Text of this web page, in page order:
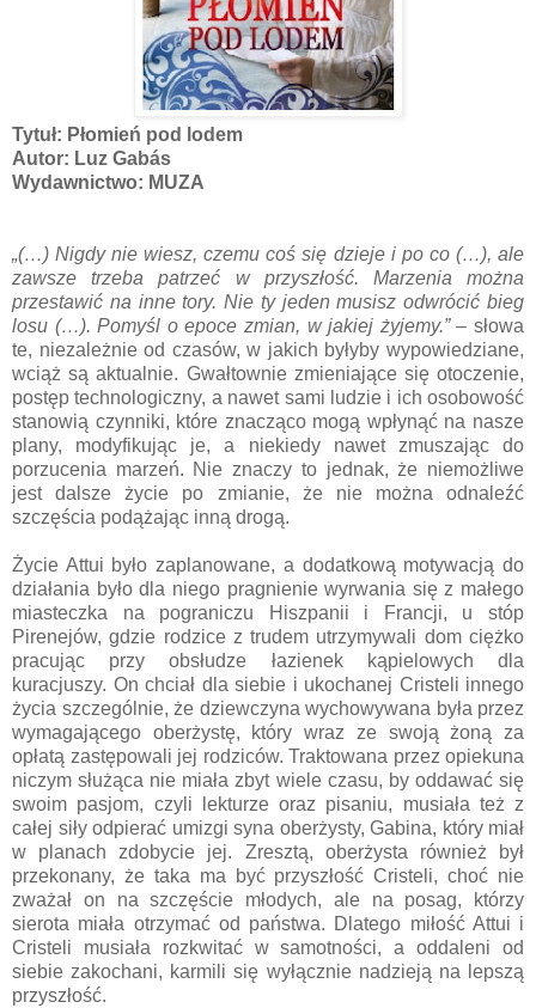
Tytuł: Płomień pod lodem
Autor: Luz Gabás
Wydawnictwo: MUZA
„(…) Nigdy nie wiesz, czemu coś się dzieje i po co (…), ale
zawsze trzeba patrzeć w przyszłość. Marzenia można
przestawić na inne tory. Nie ty jeden musisz odwrócić bieg
losu (…). Pomyśl o epoce zmian, w jakiej żyjemy.”– słowa
te, niezależnie od czasów, w jakich byłyby wypowiedziane,
wciąż są aktualnie. Gwałtownie zmieniające się otoczenie,
postęp technologiczny, a nawet sami ludzie i ich osobowość
stanowią czynniki, które znacząco mogą wpłynąć na nasze
plany, modyfikując je, a niekiedy nawet zmuszając do
porzucenia marzeń. Nie znaczy to jednak, że niemożliwe
jest dalsze życie po zmianie, że nie można odnaleźć
szczęścia podążając inną drogą.
Życie Attui było zaplanowane, a dodatkową motywacją do
działania było dla niego pragnienie wyrwania się z małego
miasteczka na pograniczu Hiszpanii i Francji, u stóp
Pirenejów, gdzie rodzice z trudem utrzymywali dom ciężko
pracując przy obsłudze łazienek kąpielowych dla
kuracjuszy. On chciał dla siebie i ukochanej Cristeli innego
życia szczególnie, że dziewczyna wychowywana była przez
wymagającego oberżystę, który wraz ze swoją żoną za
opłatą zastępowali jej rodziców. Traktowana przez opiekuna
niczym służąca nie miała zbyt wiele czasu, by oddawać się
swoim pasjom, czyli lekturze oraz pisaniu, musiała też z
całej siły odpierać umizgi syna oberżysty, Gabina, który miał
w planach zdobycie jej. Zresztą, oberżysta również był
przekonany, że taka ma być przyszłość Cristeli, choć nie
zważał on na szczęście młodych, ale na posag, którzy
sierota miała otrzymać od państwa. Dlatego miłość Attui i
Cristeli musiała rozkwitać w samotności, a oddaleni od
siebie zakochani, karmili się wyłącznie nadzieją na lepszą
przyszłość.